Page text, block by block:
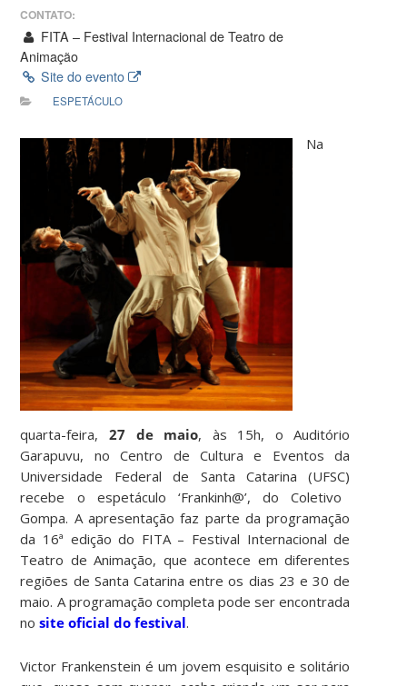
CONTATO:
FITA – Festival Internacional de Teatro de
Animação
Site do evento
ESPETÁCULO
Na
quarta-feira, 27 de maio, às 15h, o Auditório
Garapuvu, no Centro de Cultura e Eventos da
Universidade Federal de Santa Catarina (UFSC)
recebe o espetáculo ‘Frankinh@’, do Coletivo
Gompa. A apresentação faz parte da programação
da 16ª edição do FITA – Festival Internacional de
Teatro de Animação, que acontece em diferentes
regiões de Santa Catarina entre os dias 23 e 30 de
maio. A programação completa pode ser encontrada
nosite oficial do festival.
Victor Frankenstein é um jovem esquisito e solitário